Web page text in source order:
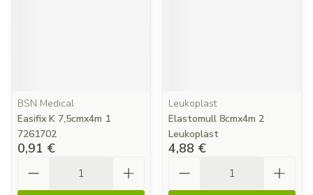
BSN Medical
Easifix K 7,5cmx4m 1
7261702
0,91 €
Leukoplast
Elastomull 8cmx4m 2
Leukoplast
4,88 €